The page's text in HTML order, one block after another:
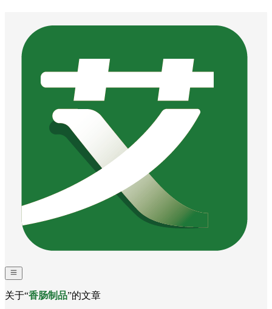
关于“香肠制品”的文章